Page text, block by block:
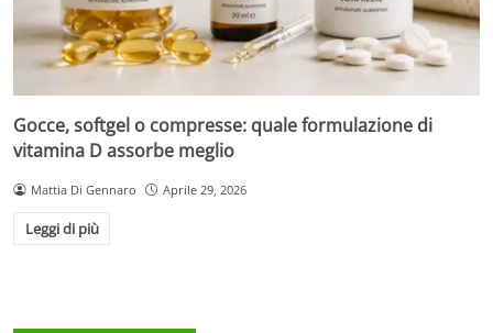
Gocce, softgel o compresse: quale formulazione di
vitamina D assorbe meglio
Mattia Di Gennaro Aprile 29, 2026
Leggi di più